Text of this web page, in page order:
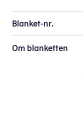
Blanket-nr.
Om blanketten